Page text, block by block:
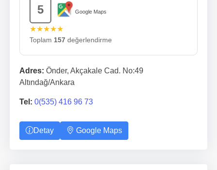
5 Google Maps
★★★★★
Toplam 157 değerlendirme
Adres: Önder, Akçakale Cad. No:49
Altındağ/Ankara
Tel: 0(535) 416 96 73
Detay Google Maps